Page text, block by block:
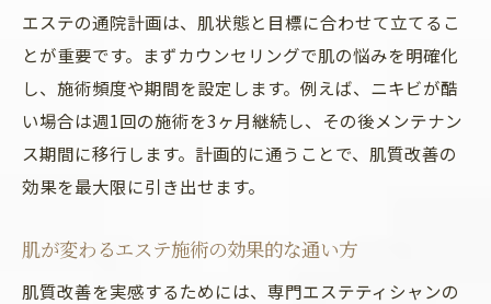
エステの通院計画は、肌状態と目標に合わせて立てるこ
とが重要です。まずカウンセリングで肌の悩みを明確化
し、施術頻度や期間を設定します。例えば、ニキビが酷
い場合は週1回の施術を3ヶ月継続し、その後メンテナン
ス期間に移行します。計画的に通うことで、肌質改善の
効果を最大限に引き出せます。
肌が変わるエステ施術の効果的な通い方
肌質改善を実感するためには、専門エステティシャンの